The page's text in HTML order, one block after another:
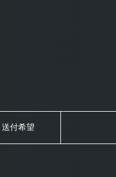
付希望